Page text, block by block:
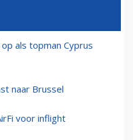
als topman Cyprus
naar Brussel
voor inflight